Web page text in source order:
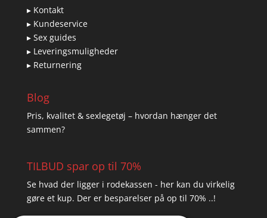
▸ Kontakt
▸ Kundeservice
▸ Sex guides
▸ Leveringsmuligheder
▸ Returnering
Blog
Pris, kvalitet & sexlegetøj – hvordan hænger det
sammen?
TILBUD spar op til 70%
Se hvad der ligger i rodekassen - her kan du virkelig
gøre et kup. Der er besparelser på op til 70% ..!